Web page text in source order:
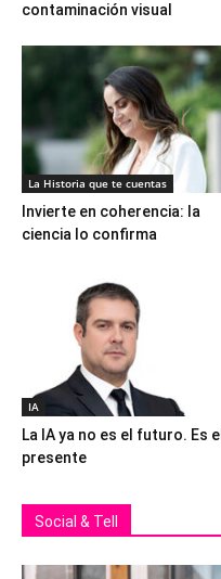
contaminación visual
La Historia que te cuentas
Invierte en coherencia: la
ciencia lo confirma
IA
La IA ya no es el futuro. Es el
presente
Social & Tell